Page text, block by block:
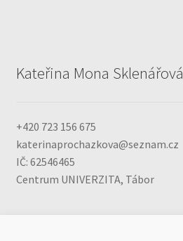
Kateřina Mona Sklenářová
+420 723 156 675
katerinaprochazkova@seznam.cz
IČ: 62546465
Centrum UNIVERZITA, Tábor